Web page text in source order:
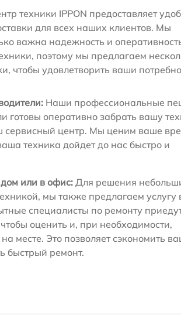
техники IPPON предоставляет
для всех наших клиентов. Мы
важна надежность и
поэтому мы предлагаем
чтобы удовлетворить ваши
Наши профессиональные
готовы оперативно забрать вашу
сервисный центр. Мы ценим ваше
техника дойдет до нас быстро и
или в офис:Для решения
мы также предлагаем услугу
специалисты по ремонту
оценить и, при необходимости,
месте. Это позволяет сэкономить
быстрый ремонт.